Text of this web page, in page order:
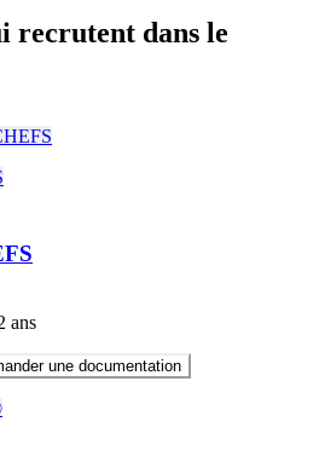
recrutent dans le
ans
une documentation